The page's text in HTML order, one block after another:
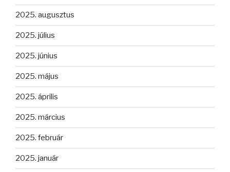
2025. augusztus
2025. július
2025. június
2025. május
2025. április
2025. március
2025. február
2025. január